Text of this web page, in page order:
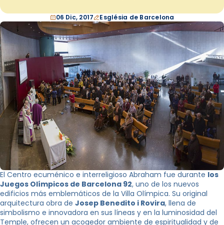
06 Dic, 2017 Església de Barcelona
El Centro ecuménico e interreligioso Abraham fue durante los
Juegos Olímpicos de Barcelona 92, uno de los nuevos
edificios más emblemáticos de la Villa Olímpica. Su original
arquitectura obra de Josep Benedito i Rovira, llena de
simbolismo e innovadora en sus líneas y en la luminosidad del
Temple, ofrecen un acogedor ambiente de espiritualidad y de